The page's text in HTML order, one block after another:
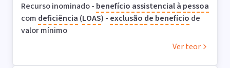
Recurso inominado - benefício assistencialà pessoa
com deficiência (LOAS) - exclusão de benefício de
valor mínimo
Ver teor